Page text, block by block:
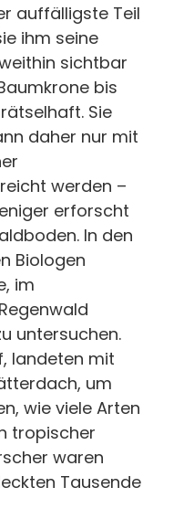
auffälligste Teil
ihm seine
sichtbar
bis
Sie
daher nur mit
werden –
erforscht
In den
Biologen
im
untersuchen.
landeten mit
um
wie viele Arten
tropischer
waren
Tausende